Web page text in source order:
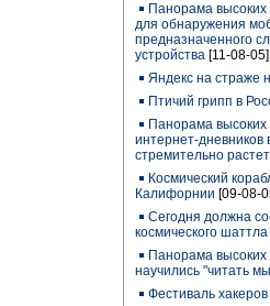
Панорама
для обнаружения
предназначенного
устройства [11-08-05]
Яндекс на страже
Птичий грипп в
Панорама высоких
интернет-дневников
стремительно растет
Космический
Калифорнии [09-08-
Сегодня должна
космического
Панорама высоких
научились "читать
Фестиваль